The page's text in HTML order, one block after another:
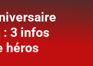
: 3 infos
héros